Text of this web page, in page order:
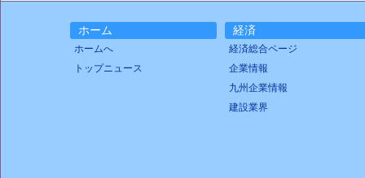
ホーム
ホームへ
トップニュース
経済
経済総合ページ
企業情報
九州企業情報
建設業界